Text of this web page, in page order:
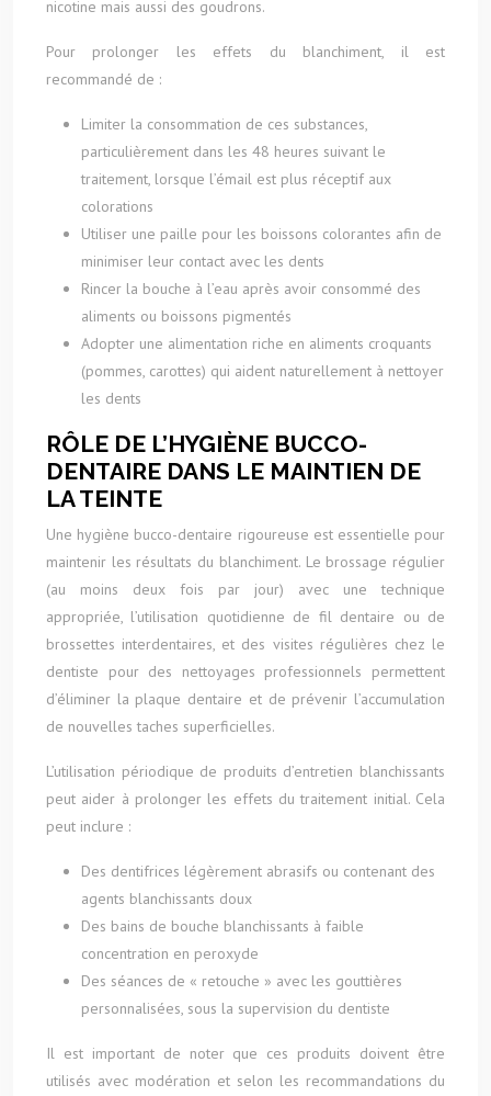
nicotine mais aussi des goudrons.
Pour prolonger les effets du blanchiment, il est
recommandé de :
Limiter la consommation de ces substances,
particulièrement dans les 48 heures suivant le
traitement, lorsque l’émail est plus réceptif aux
colorations
Utiliser une paille pour les boissons colorantes afin de
minimiser leur contact avec les dents
Rincer la bouche à l’eau après avoir consommé des
aliments ou boissons pigmentés
Adopter une alimentation riche en aliments croquants
(pommes, carottes) qui aident naturellement à nettoyer
les dents
RÔLE DE L’HYGIÈNE BUCCO-
DENTAIRE DANS LE MAINTIEN DE
LA TEINTE
Une hygiène bucco-dentaire rigoureuse est essentielle pour
maintenir les résultats du blanchiment. Le brossage régulier
(au moins deux fois par jour) avec une technique
appropriée, l’utilisation quotidienne de fil dentaire ou de
brossettes interdentaires, et des visites régulières chez le
dentiste pour des nettoyages professionnels permettent
d’éliminer la plaque dentaire et de prévenir l’accumulation
de nouvelles taches superficielles.
L’utilisation périodique de produits d’entretien blanchissants
peut aider à prolonger les effets du traitement initial. Cela
peut inclure :
Des dentifrices légèrement abrasifs ou contenant des
agents blanchissants doux
Des bains de bouche blanchissants à faible
concentration en peroxyde
Des séances de « retouche » avec les gouttières
personnalisées, sous la supervision du dentiste
Il est important de noter que ces produits doivent être
utilisés avec modération et selon les recommandations du